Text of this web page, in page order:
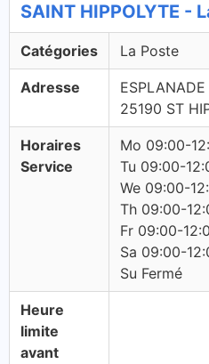
SAINT HIPPOLYTE -
Catégories La Poste
Adresse
25190 ST
Horaires
Service
Mo 09:00-
Tu 09:00-
We 09:00-
Th 09:00-
Fr 09:00-
Sa 09:00-
Su Fermé
Heure
limite
avant